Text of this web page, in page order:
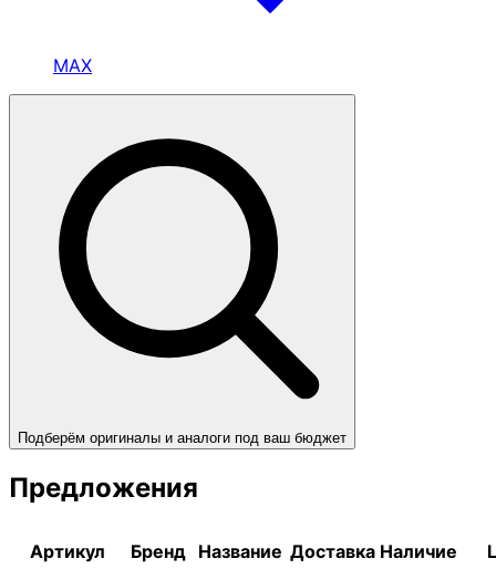
MAX
Подберём оригиналы и аналоги под ваш бюджет
Предложения
Артикул Бренд Название Доставка Наличие